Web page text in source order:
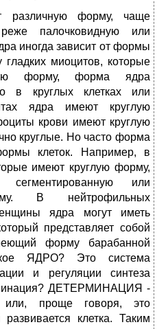
различную форму, чаще
палочковидную или
иногда зависит от формы
гладких миоцитов, которые
форму, форма ядра
в круглых клетках или
ядра имеют круглую
крови имеют круглую
круглые. Но часто форма
клеток. Например, в
имеют круглую форму,
или
В нейтрофильных
ядра могут иметь
представляет собой
форму барабанной
ЯДРО? Это система
и регуляции синтеза
ДЕТЕРМИНАЦИЯ -
или, проще говоря, это
клетка. Таким